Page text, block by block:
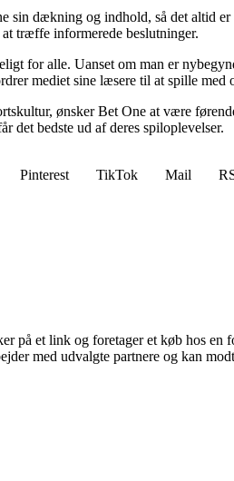
sin dækning og indhold, så det altid
træffe informerede beslutninger.
for alle. Uanset om man er
mediet sine læsere til at spille med
ønsker Bet One at være
det bedste ud af deres spiloplevelser.
Pinterest TikTok Mail
på et link og foretager et køb hos en
med udvalgte partnere og kan